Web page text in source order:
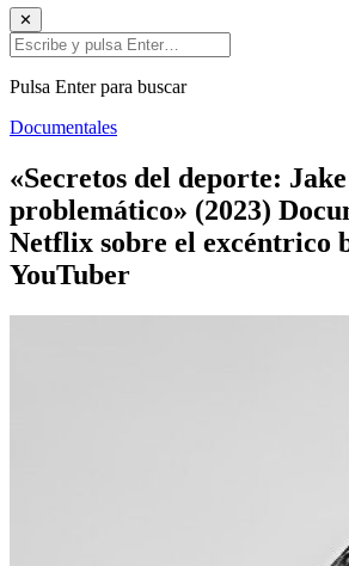
✕
Pulsa Enter para buscar
Documentales
«Secretos del deporte:
problemático» (2023)
Netflix sobre el excéntrico
YouTuber